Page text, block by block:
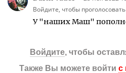
Войдите, чтобы проголосовать
У "наших Маш"
Войдите, чтобы
Также Вы можете войти с